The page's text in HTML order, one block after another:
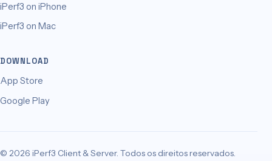
iPerf3 on iPhone
iPerf3 on Mac
DOWNLOAD
App Store
Google Play
© 2026 iPerf3 Client & Server. Todos os direitos reservados.